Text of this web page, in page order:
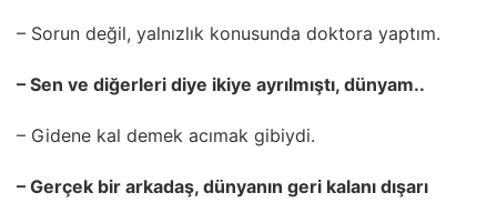
– Sorun değil, yalnızlık konusunda doktora yaptım.
– Sen ve diğerleri diye ikiye ayrılmıştı, dünyam..
– Gidene kal demek acımak gibiydi.
– Gerçek bir arkadaş, dünyanın geri kalanı dışarı